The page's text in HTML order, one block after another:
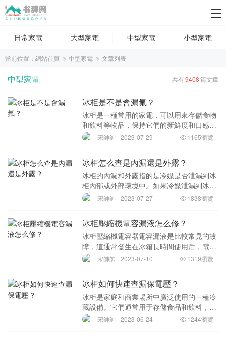
日常家電 大型家電 中型家電 小型家電
當前位置： 網站首頁 中型家電 文章列表
中型家電 共有9408篇文章
冰柜是不是會漏氟？
冰柜是一種常用的家電，可以用來存儲食物
和飲料等物品，保持它們的新鮮度和口感。
而冰柜使用的制冷劑中一般都含有氟利昂，
首先，我們
宋帥帥 2023-07-29 1165瀏覽
冰柜怎么查是內漏還是外露？
冰柜的內漏和外露指的是冷媒是否泄漏到冰
柜內部或外部環境中。如果冷媒泄漏到冰柜
內部環境，則稱為“內漏”；如果冷媒泄漏到
和判斷
宋帥帥 2023-07-27 1838瀏覽
冰柜壓縮機電容漏液怎么修？
冰柜壓縮機電容器電容漏液是比較常見的故
障，這通常發生在冰箱長時間使用后，電力
有限地區的用戶更容易遇到這樣的問題。如
修復方法：第
宋帥帥 2023-07-10 1319瀏覽
冰柜如何快速查漏保電壓？
冰柜是家庭和商業場所中廣泛使用的一種冷
藏設備。它們通常用于存儲食品和飲料，確
保它們保持在安全和健康的狀態。如果您發
宋帥帥 2023-06-24 1244瀏覽